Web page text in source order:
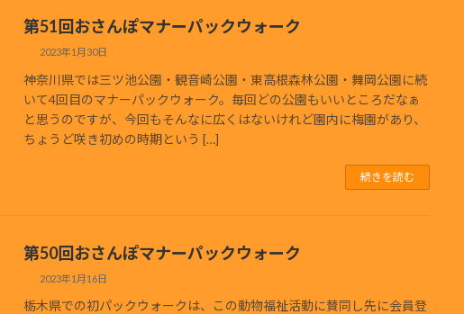
第51回おさんぽマナーパックウォーク
2023年1月30日
神奈川県では三ツ池公園・観音崎公園・東高根森林公園・舞岡公園に続
いて4回目のマナーパックウォーク。毎回どの公園もいいところだなぁ
と思うのですが、今回もそんなに広くはないけれど園内に梅園があり、
ちょうど咲き初めの時期という […]
続きを読む
第50回おさんぽマナーパックウォーク
2023年1月16日
栃木県での初パックウォークは、この動物福祉活動に賛同し先に会員登